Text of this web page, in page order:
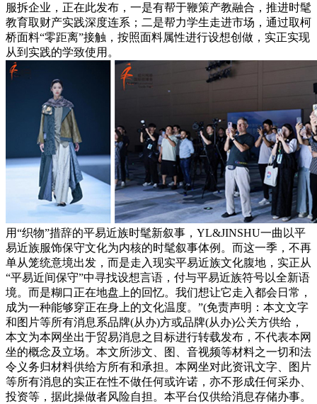
服拆企业，正在此发布，一是有帮于鞭策产教融合，推进时髦
教育取财产实践深度连系；二是帮力学生走进市场，通过取柯
桥面料“零距离”接触，按照面料属性进行设想创做，实正实现
从到实践的学致使用。
用“织物”措辞的平易近族时髦新叙事，YL&JINSHU一曲以平
易近族服饰保守文化为内核的时髦叙事体例。而这一季，不再
单从笼统意境出发，而是走入现实平易近族文化腹地，实正从
“平易近间保守”中寻找设想言语，付与平易近族符号以全新语
境。而是糊口正在地盘上的回忆。我们想让它走入都会日常，
成为一种能够穿正在身上的文化温度。”(免责声明：本文文字
和图片等所有消息系品牌(从办)方或品牌(从办)公关方供给，
本文为本网坐出于贸易消息之目标进行转载发布，不代表本网
坐的概念及立场。本文所涉文、图、音视频等材料之一切和法
令义务归材料供给方所有和承担。本网坐对此资讯文字、图片
等所有消息的实正在性不做任何或许诺，亦不形成任何采办、
投资等，据此操做者风险自担。本平台仅供给消息存储办事。